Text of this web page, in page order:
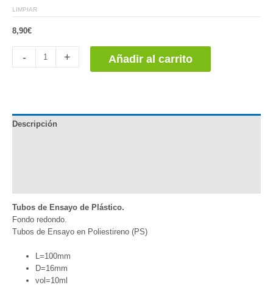
LIMPIAR
8,90€
-
cantidad
+ Añadir al carrito
Descripción
Tubos de Ensayo de Plástico.
Fondo redondo.
Tubos de Ensayo en Poliestireno (PS)
L=100mm
D=16mm
vol=10ml